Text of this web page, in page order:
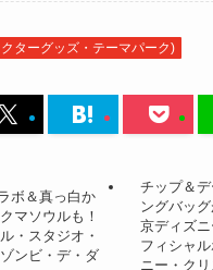
ターグッズ・テーマパーク)
ボ＆真っ白か
マソウルも！
・スタジオ・
ンビ・デ・ダ
チップ＆
ングバッ
京ディズ
フィシャ
ニー・クリ